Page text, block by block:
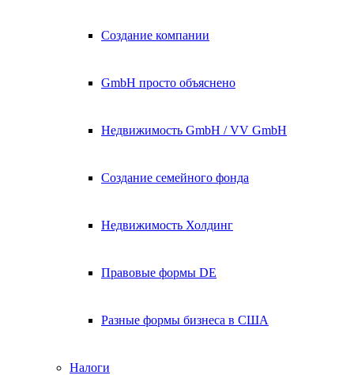
Создание компании
GmbH просто объяснено
Недвижимость GmbH / VV GmbH
Создание семейного фонда
Недвижимость Холдинг
Правовые формы DE
Разные формы бизнеса в США
Налоги